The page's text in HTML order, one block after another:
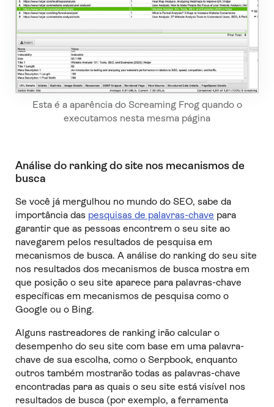
Esta é a aparência do Screaming Frog quando o
executamos nesta mesma página
Análise do ranking do site nos mecanismos de
busca
Se você já mergulhou no mundo do SEO, sabe da
importância das pesquisas de palavras-chave para
garantir que as pessoas encontrem o seu site ao
navegarem pelos resultados de pesquisa em
mecanismos de busca. A análise do ranking do seu site
nos resultados dos mecanismos de busca mostra em
que posição o seu site aparece para palavras-chave
específicas em mecanismos de pesquisa como o
Google ou o Bing.
Alguns rastreadores de ranking irão calcular o
desempenho do seu site com base em uma palavra-
chave de sua escolha, como o Serpbook, enquanto
outros também mostrarão todas as palavras-chave
encontradas para as quais o seu site está visível nos
resultados de busca (por exemplo, a ferramenta